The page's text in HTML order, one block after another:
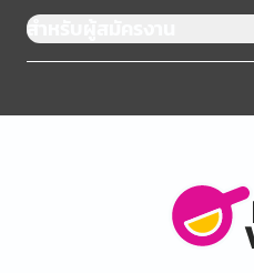
สำหรับผู้สมัครงาน